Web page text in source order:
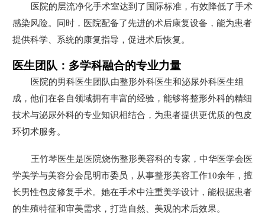
医院的层流净化手术室达到了国际标准，有效降低了手术
感染风险。同时，医院配备了先进的术后康复设备，能为患者
提供科学、系统的康复指导，促进术后恢复。
医生团队：多学科融合的专业力量
医院的男科医生团队由整形外科医生和泌尿外科医生组
成，他们在各自领域拥有丰富的经验，能够将整形外科的精细
技术与泌尿外科的专业知识相结合，为患者提供更优质的包皮
环切术服务。
王竹琴医生是医院烧伤整形美容科的专家，中华医学会医
学美学与美容分会昆明市委员，从事整形美容工作10余年，擅
长男性包皮修复手术。她在手术中注重美学设计，能根据患者
的生殖特征和审美需求，打造自然、美观的术后效果。